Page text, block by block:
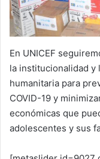
En UNICEF
la institucionalidad y
humanitaria para
COVID-19 y
económicas que
adolescentes y sus